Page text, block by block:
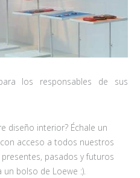
los responsables de sus
diseño interior? Échale un
con acceso a todos nuestros
presentes, pasados y futuros
bolso de Loewe :).